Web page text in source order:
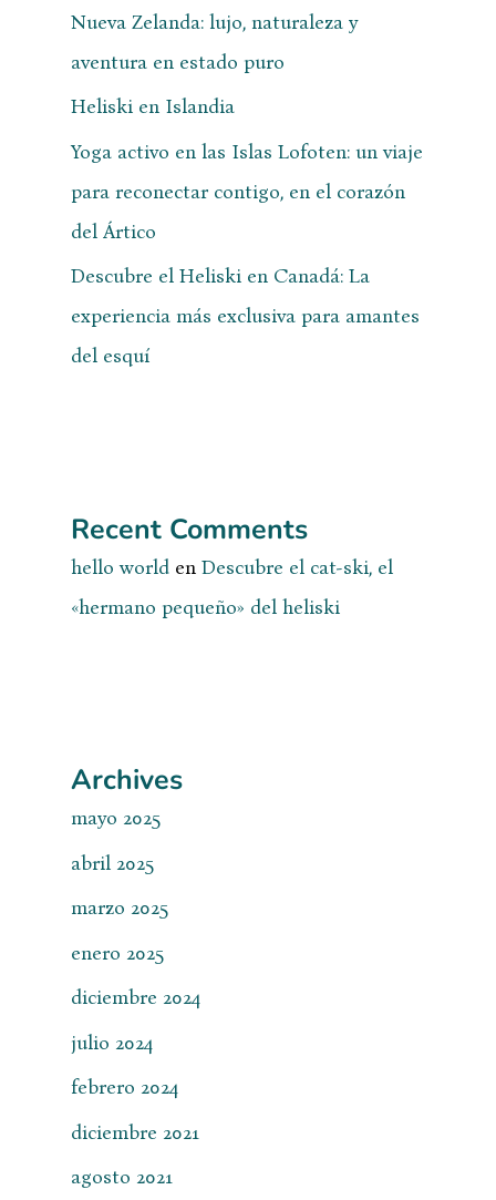
Nueva Zelanda: lujo, naturaleza y
aventura en estado puro
Heliski en Islandia
Yoga activo en las Islas Lofoten: un viaje
para reconectar contigo, en el corazón
del Ártico
Descubre el Heliski en Canadá: La
experiencia más exclusiva para amantes
del esquí
Recent Comments
hello worlden Descubre el cat-ski, el
«hermano pequeño» del heliski
Archives
mayo 2025
abril 2025
marzo 2025
enero 2025
diciembre 2024
julio 2024
febrero 2024
diciembre 2021
agosto 2021